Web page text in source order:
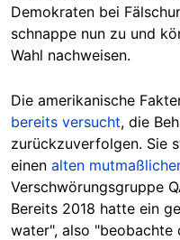
Demokraten bei
schnappe nun zu und
Wahl nachweisen.
Die amerikanische
bereits versucht, die
zurückzuverfolgen. Sie
einen alten
Verschwörungsgruppe
Bereits 2018 hatte ein
water", also "beobachte